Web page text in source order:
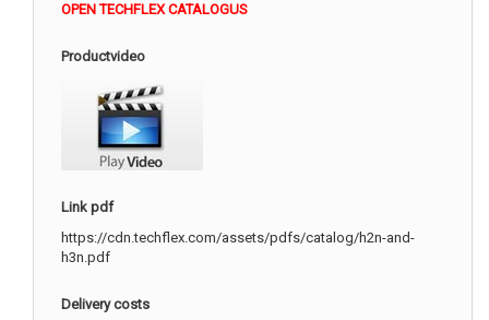
OPEN TECHFLEX CATALOGUS
Productvideo
Link pdf
https://cdn.techflex.com/assets/pdfs/catalog/h2n-and-
h3n.pdf
Delivery costs